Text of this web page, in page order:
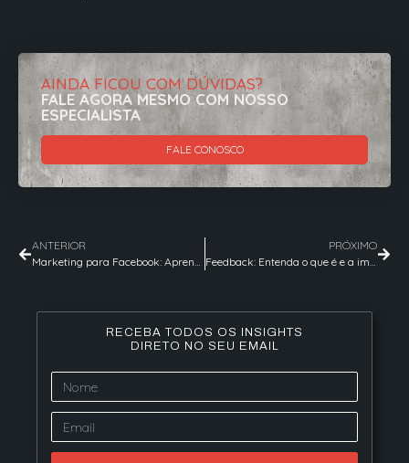
AINDA FICOU COM DÚVIDAS?
FALE AGORA MESMO COM NOSSO
ESPECIALISTA
FALE CONOSCO
ANTERIOR
Marketing para Facebook: Aprenda a divulgar sua marca na rede
PRÓXIMO
Feedback: Entenda o que é e a importância para o sucesso do seu negócio
RECEBA TODOS OS INSIGHTS
DIRETO NO SEU EMAIL